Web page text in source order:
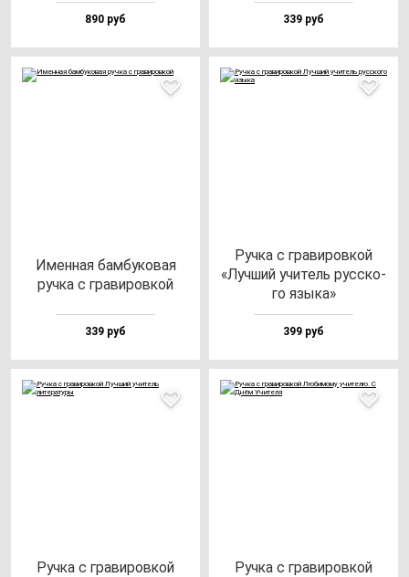
890 руб 339 руб
Имен­ная бам­бу­ко­вая
руч­ка с гра­ви­ров­кой
339 руб
Руч­ка с гра­ви­ров­кой
«Луч­ший учи­тель рус­ско­
го язы­ка»
399 руб
Руч­ка с гра­ви­ров­кой
Руч­ка с гра­ви­ров­кой